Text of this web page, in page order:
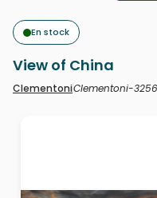
En stock
View of China
ClementoniClementoni-